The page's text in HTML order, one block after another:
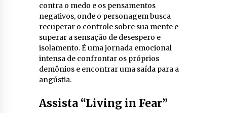
contra o medo e os pensamentos
negativos, onde o personagem busca
recuperar o controle sobre sua mente e
superar a sensação de desespero e
isolamento. É uma jornada emocional
intensa de confrontar os próprios
demônios e encontrar uma saída para a
angústia.
Assista “Living in Fear”